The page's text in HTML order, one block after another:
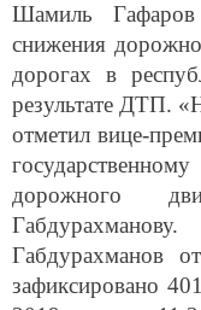
Шамиль
снижения
дорогах в
результате ДТП.
отметил вице-
дорожного
Габдурахманов
зафиксировано